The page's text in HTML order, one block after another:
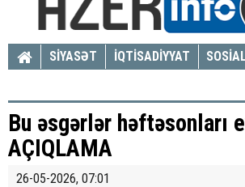
SİYASƏT İQTİSADİYYAT
Bu əsgərlər həftəsonları
AÇIQLAMA
26-05-2026, 07:01